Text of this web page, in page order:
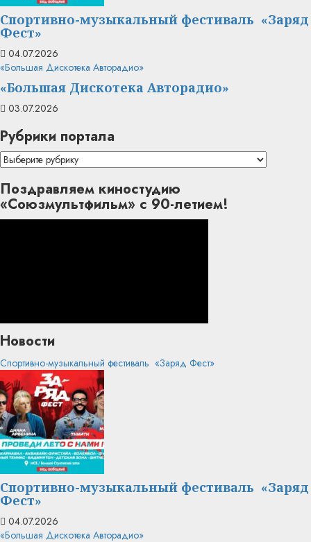
Спортивно-музыкальный фестиваль «Заряд
Фест»
04.07.2026
«Большая Дискотека Авторадио»
«Большая Дискотека Авторадио»
03.07.2026
Рубрики портала
Рубрики
портала
Поздравляем киностудию
«Союзмультфильм» с 90-летием!
Новости
Спортивно-музыкальный фестиваль «Заряд Фест»
Спортивно-музыкальный фестиваль «Заряд
Фест»
04.07.2026
«Большая Дискотека Авторадио»